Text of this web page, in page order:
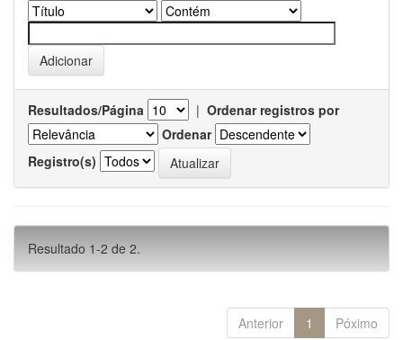
Resultados/Página | Ordenar registros por
Ordenar
Registro(s)
Resultado 1-2 de 2.
Anterior 1 Póximo